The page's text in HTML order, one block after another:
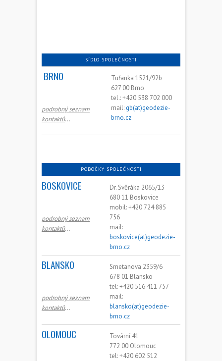
SÍDLO SPOLEČNOSTI
BRNO
podrobný seznam
kontaktů…
Tuřanka 1521/92b
627 00 Brno
tel.: +420 538 702 000
mail: gb(at)geodezie-
brno.cz
POBOČKY SPOLEČNOSTI
BOSKOVICE
podrobný seznam
kontaktů…
Dr. Svěráka 2065/13
680 11 Boskovice
mobil: +420 724 885
756
mail:
boskovice(at)geodezie-
brno.cz
BLANSKO
podrobný seznam
kontaktů…
Smetanova 2359/6
678 01 Blansko
tel: +420 516 411 757
mail:
blansko(at)geodezie-
brno.cz
OLOMOUC
Tovární 41
772 00 Olomouc
tel: +420 602 512